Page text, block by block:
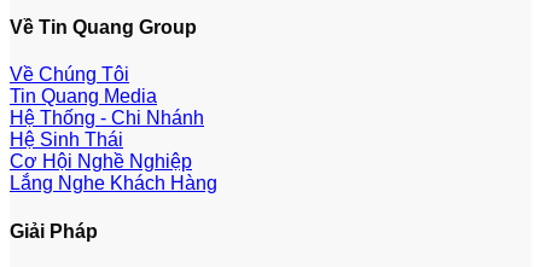
Về Tin Quang Group
Về Chúng Tôi
Tin Quang Media
Hệ Thống - Chi Nhánh
Hệ Sinh Thái
Cơ Hội Nghề Nghiệp
Lắng Nghe Khách Hàng
Giải Pháp